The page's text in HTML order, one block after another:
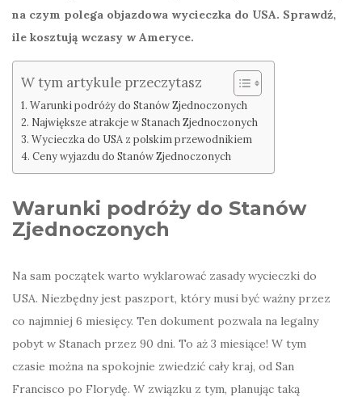
na czym polega objazdowa wycieczka do USA. Sprawdź,
ile kosztują wczasy w Ameryce.
W tym artykule przeczytasz
Warunki podróży do Stanów Zjednoczonych
Największe atrakcje w Stanach Zjednoczonych
Wycieczka do USA z polskim przewodnikiem
Ceny wyjazdu do Stanów Zjednoczonych
Warunki podróży do Stanów
Zjednoczonych
Na sam początek warto wyklarować zasady wycieczki do
USA. Niezbędny jest paszport, który musi być ważny przez
co najmniej 6 miesięcy. Ten dokument pozwala na legalny
pobyt w Stanach przez 90 dni. To aż 3 miesiące! W tym
czasie można na spokojnie zwiedzić cały kraj, od San
Francisco po Florydę. W związku z tym, planując taką